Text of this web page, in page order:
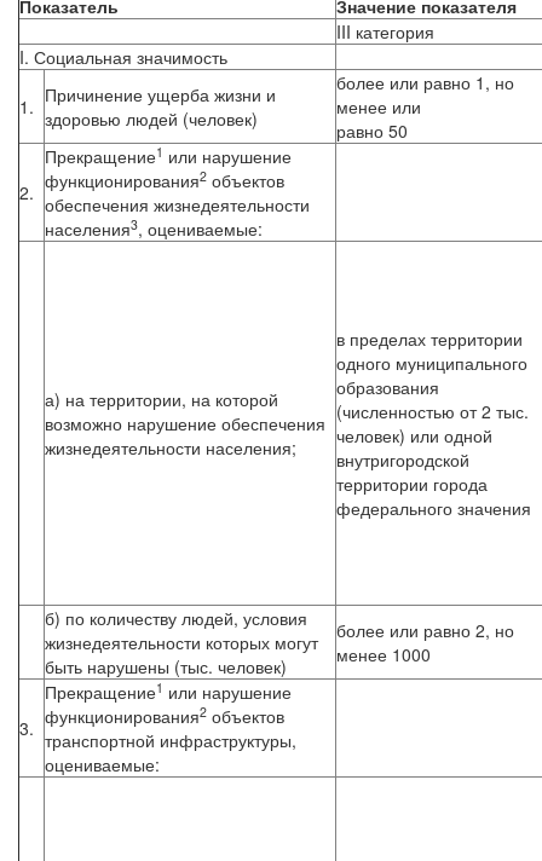
Показатель
Значение показателя
III категория
I. Социальная значимость
1. Причинение ущерба жизни и
здоровью людей (человек)
более или равно 1, но
менее или
равно 50
2.
Прекращение1 или нарушение
функционирования2 объектов
обеспечения жизнедеятельности
населения3, оцениваемые:
а) на территории, на которой
возможно нарушение обеспечения
жизнедеятельности населения;
в пределах территории
одного муниципального
образования
(численностью от 2 тыс.
человек) или одной
внутригородской
территории города
федерального значения
б) по количеству людей, условия
жизнедеятельности которых могут
быть нарушены (тыс. человек)
более или равно 2, но
менее 1000
3.
Прекращение1 или нарушение
функционирования2 объектов
транспортной инфраструктуры,
оцениваемые: